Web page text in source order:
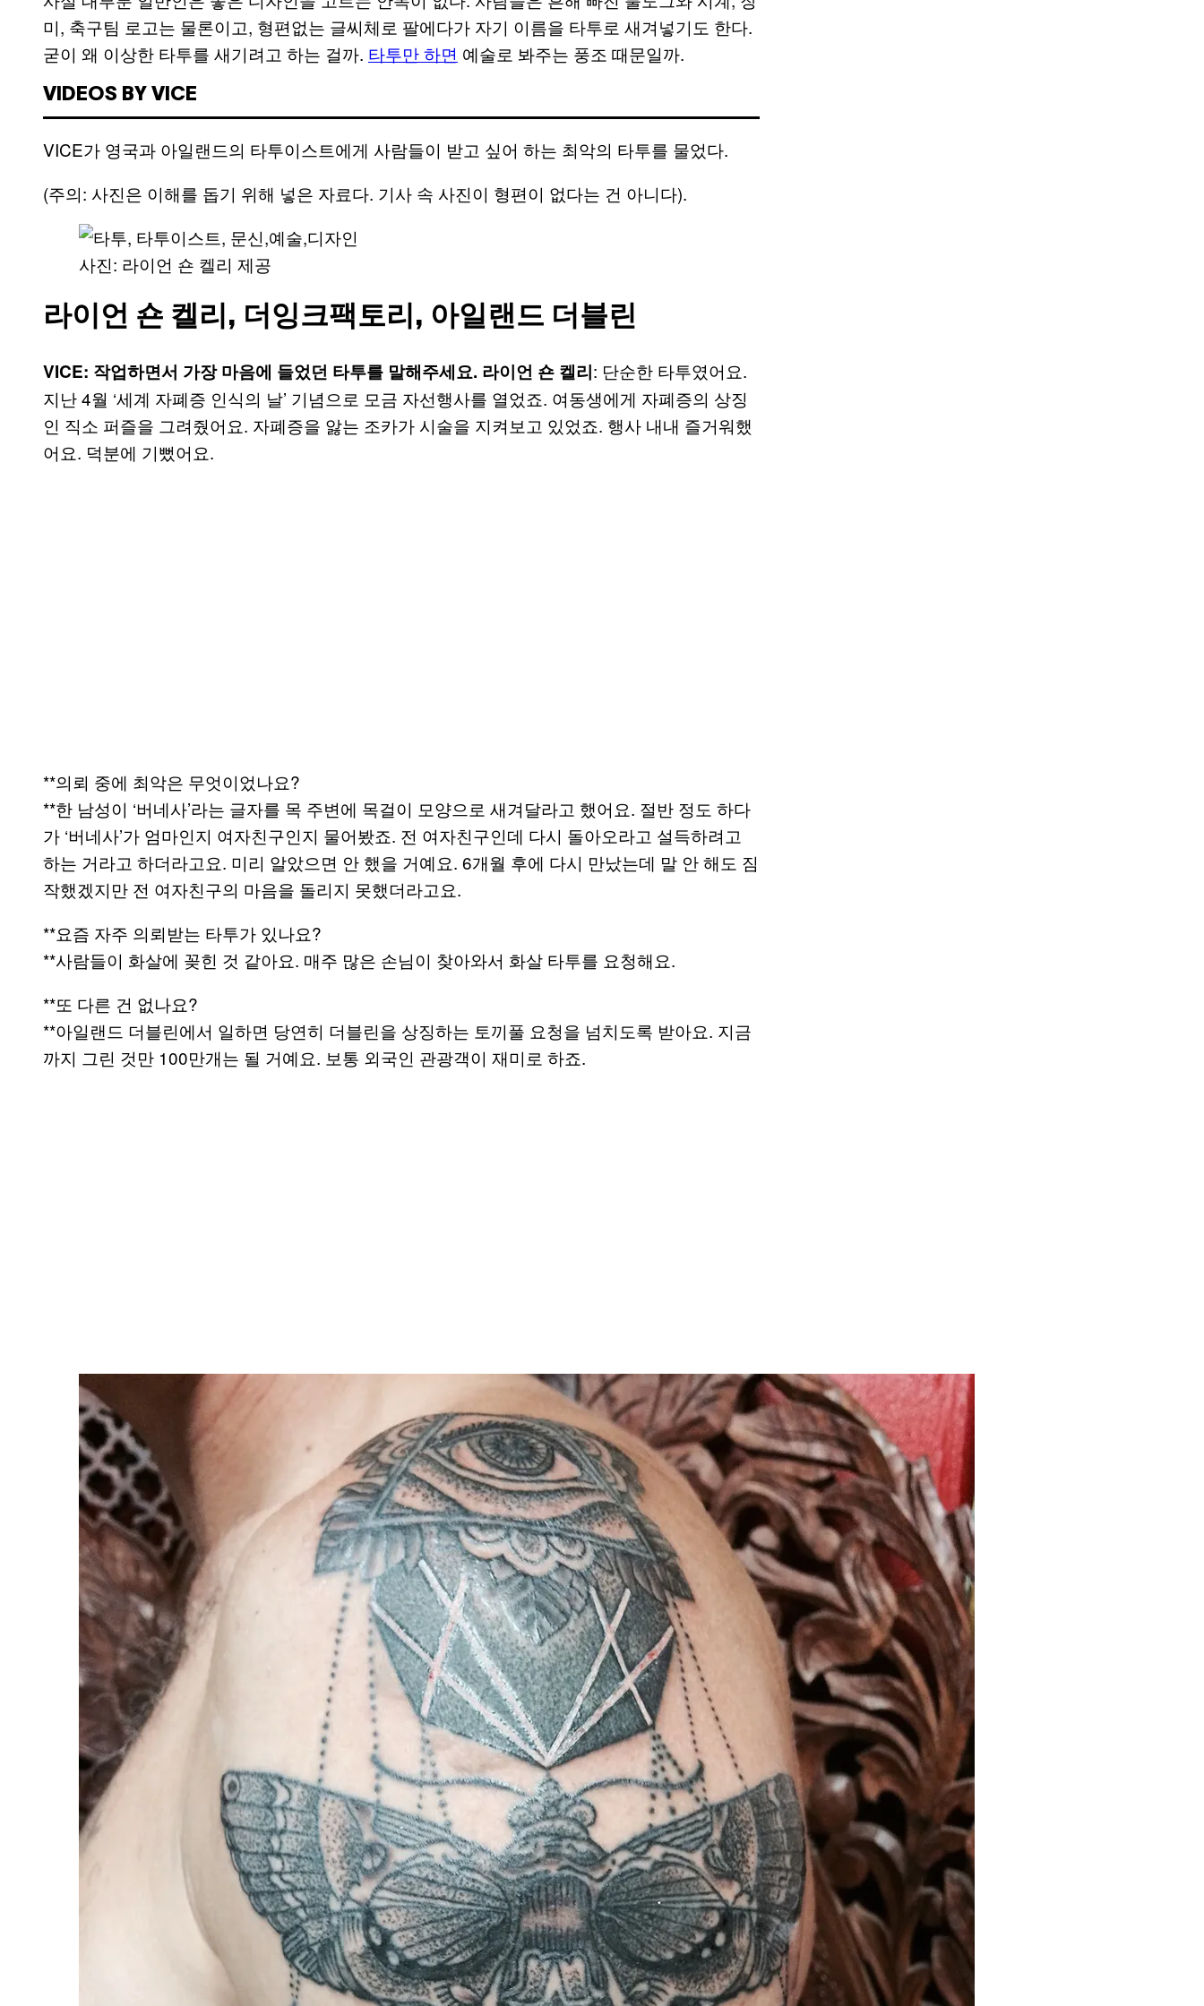
미, 축구팀 로고는 물론이고, 형편없는 글씨체로 팔에다가 자기 이름을 타투로 새겨넣기도 한다.
굳이 왜 이상한 타투를 새기려고 하는 걸까. 타투만 하면 예술로 봐주는 풍조 때문일까.
VIDEOS BY VICE
VICE가 영국과 아일랜드의 타투이스트에게 사람들이 받고 싶어 하는 최악의 타투를 물었다.
(주의: 사진은 이해를 돕기 위해 넣은 자료다. 기사 속 사진이 형편이 없다는 건 아니다).
사진: 라이언 숀 켈리 제공
라이언 숀 켈리, 더잉크팩토리, 아일랜드 더블린
VICE: 작업하면서 가장 마음에 들었던 타투를 말해주세요. 라이언 숀 켈리: 단순한 타투였어요.
지난 4월 ‘세계 자폐증 인식의 날’ 기념으로 모금 자선행사를 열었죠. 여동생에게 자폐증의 상징
인 직소 퍼즐을 그려줬어요. 자폐증을 앓는 조카가 시술을 지켜보고 있었죠. 행사 내내 즐거워했
어요. 덕분에 기뻤어요.
**의뢰 중에 최악은 무엇이었나요?
**한 남성이 ‘버네사’라는 글자를 목 주변에 목걸이 모양으로 새겨달라고 했어요. 절반 정도 하다
가 ‘버네사’가 엄마인지 여자친구인지 물어봤죠. 전 여자친구인데 다시 돌아오라고 설득하려고
하는 거라고 하더라고요. 미리 알았으면 안 했을 거예요. 6개월 후에 다시 만났는데 말 안 해도 짐
작했겠지만 전 여자친구의 마음을 돌리지 못했더라고요.
**요즘 자주 의뢰받는 타투가 있나요?
**사람들이 화살에 꽂힌 것 같아요. 매주 많은 손님이 찾아와서 화살 타투를 요청해요.
**또 다른 건 없나요?
**아일랜드 더블린에서 일하면 당연히 더블린을 상징하는 토끼풀 요청을 넘치도록 받아요. 지금
까지 그린 것만 100만개는 될 거예요. 보통 외국인 관광객이 재미로 하죠.